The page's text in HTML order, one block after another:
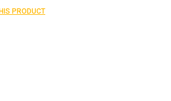
PRODUCT